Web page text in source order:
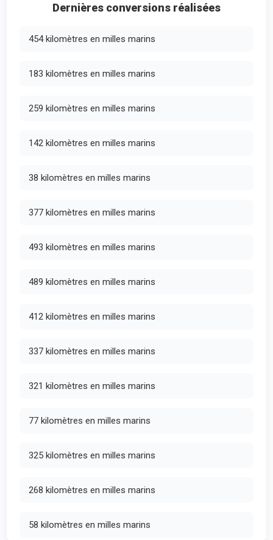
Dernières conversions réalisées
454 kilomètres en milles marins
183 kilomètres en milles marins
259 kilomètres en milles marins
142 kilomètres en milles marins
38 kilomètres en milles marins
377 kilomètres en milles marins
493 kilomètres en milles marins
489 kilomètres en milles marins
412 kilomètres en milles marins
337 kilomètres en milles marins
321 kilomètres en milles marins
77 kilomètres en milles marins
325 kilomètres en milles marins
268 kilomètres en milles marins
58 kilomètres en milles marins